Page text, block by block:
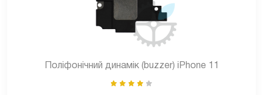
Поліфонічний динамік (buzzer) iPhone 11